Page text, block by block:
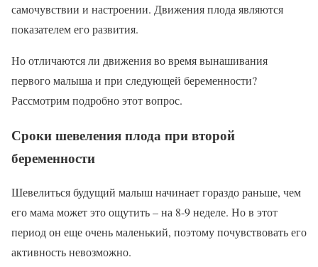
самочувствии и настроении. Движения плода являются
показателем его развития.
Но отличаются ли движения во время вынашивания
первого малыша и при следующей беременности?
Рассмотрим подробно этот вопрос.
Сроки шевеления плода при второй
беременности
Шевелиться будущий малыш начинает гораздо раньше, чем
его мама может это ощутить – на 8-9 неделе. Но в этот
период он еще очень маленький, поэтому почувствовать его
активность невозможно.